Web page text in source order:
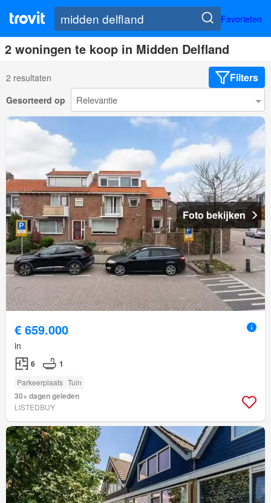
Favorieten
2 woningen te koop in Midden Delfland
2 resultaten Filters
Gesorteerd op
Foto bekijken
€ 659.000
in
6 1
Parkeerplaats Tuin
30+ dagen geleden
LISTEDBUY